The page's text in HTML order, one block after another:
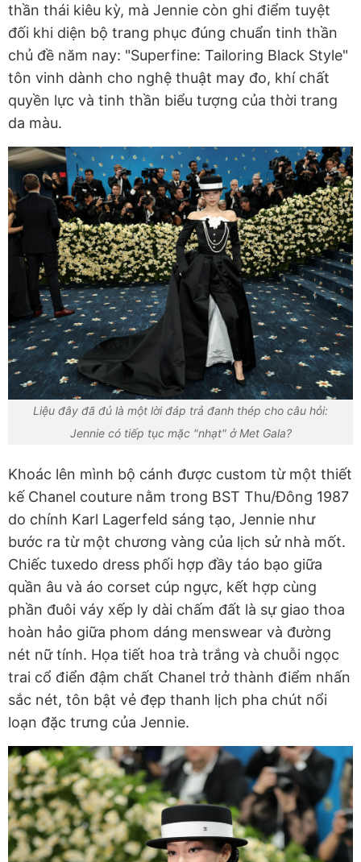
thần thái kiêu kỳ, mà Jennie còn ghi điểm tuyệt
đối khi diện bộ trang phục đúng chuẩn tinh thần
chủ đề năm nay: "Superfine: Tailoring Black Style"
tôn vinh dành cho nghệ thuật may đo, khí chất
quyền lực và tinh thần biểu tượng của thời trang
da màu.
Liệu đây đã đủ là một lời đáp trả đanh thép cho câu hỏi:
Jennie có tiếp tục mặc "nhạt" ở Met Gala?
Khoác lên mình bộ cánh được custom từ một thiết
kế Chanel couture nằm trong BST Thu/Đông 1987
do chính Karl Lagerfeld sáng tạo, Jennie như
bước ra từ một chương vàng của lịch sử nhà mốt.
Chiếc tuxedo dress phối hợp đầy táo bạo giữa
quần âu và áo corset cúp ngực, kết hợp cùng
phần đuôi váy xếp ly dài chấm đất là sự giao thoa
hoàn hảo giữa phom dáng menswear và đường
nét nữ tính. Họa tiết hoa trà trắng và chuỗi ngọc
trai cổ điển đậm chất Chanel trở thành điểm nhấn
sắc nét, tôn bật vẻ đẹp thanh lịch pha chút nổi
loạn đặc trưng của Jennie.